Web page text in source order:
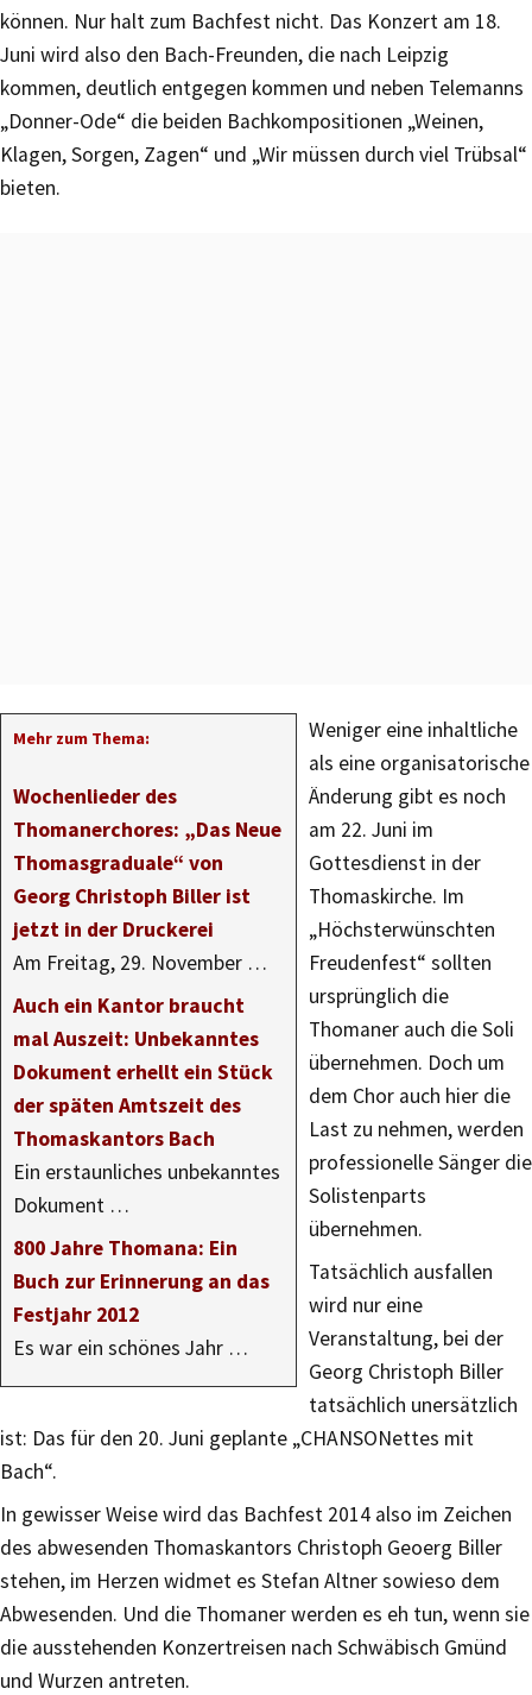
können. Nur halt zum Bachfest nicht. Das Konzert am 18.
Juni wird also den Bach-Freunden, die nach Leipzig
kommen, deutlich entgegen kommen und neben Telemanns
„Donner-Ode“ die beiden Bachkompositionen „Weinen,
Klagen, Sorgen, Zagen“ und „Wir müssen durch viel Trübsal“
bieten.
Mehr zum Thema:
Wochenlieder des
Thomanerchores: „Das Neue
Thomasgraduale“ von
Georg Christoph Biller ist
jetzt in der Druckerei
Am Freitag, 29. November …
Auch ein Kantor braucht
mal Auszeit: Unbekanntes
Dokument erhellt ein Stück
der späten Amtszeit des
Thomaskantors Bach
Ein erstaunliches unbekanntes
Dokument …
800 Jahre Thomana: Ein
Buch zur Erinnerung an das
Festjahr 2012
Es war ein schönes Jahr …
Weniger eine inhaltliche
als eine organisatorische
Änderung gibt es noch
am 22. Juni im
Gottesdienst in der
Thomaskirche. Im
„Höchsterwünschten
Freudenfest“ sollten
ursprünglich die
Thomaner auch die Soli
übernehmen. Doch um
dem Chor auch hier die
Last zu nehmen, werden
professionelle Sänger die
Solistenparts
übernehmen.
Tatsächlich ausfallen
wird nur eine
Veranstaltung, bei der
Georg Christoph Biller
tatsächlich unersätzlich
ist: Das für den 20. Juni geplante „CHANSONettes mit
Bach“.
In gewisser Weise wird das Bachfest 2014 also im Zeichen
des abwesenden Thomaskantors Christoph Geoerg Biller
stehen, im Herzen widmet es Stefan Altner sowieso dem
Abwesenden. Und die Thomaner werden es eh tun, wenn sie
die ausstehenden Konzertreisen nach Schwäbisch Gmünd
und Wurzen antreten.